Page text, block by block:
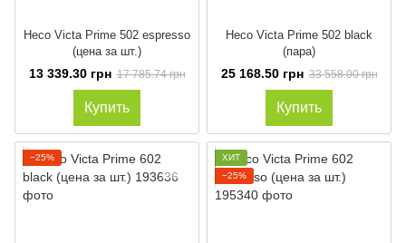
Heco Victa Prime 502 espresso
(цена за шт.)
13 339.30 грн 17 785.74 грн
Купить
Heco Victa Prime 502 black
(пара)
25 168.50 грн 33 558.00 грн
Купить
−25%
ХИТ
−25%